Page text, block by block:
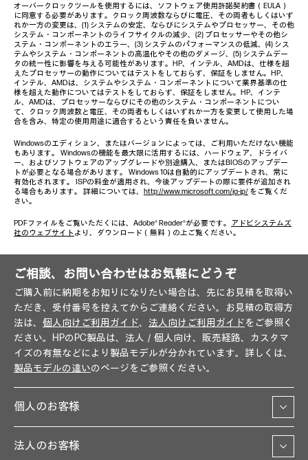
オーバークロックツールを使用するには、ソフトウェア使用許諾契約書（EULA）
に同意する必要があります。クロック周波数ならびに電圧、その両者もしくはいず
れか一方の変更は、(1) システムの安定、ならびにシステムやプロセッサー、その他
システム・コンポーネントのライフサイクルの減少、(2) プロセッサーやその他シ
ステム・コンポーネントのエラー、(3) システムのパフォーマンスの低減、(4) シス
テムやシステム・コンポーネントの高温化やその他のダメージ、(5) システムデー
タの統一性に影響を与える可能性があります。HP、インテル、AMDは、仕様を超
えたプロセッサーの動作についてはテストをしておらず、保証をしません。HP、
インテル、AMDは、システムやシステム・コンポーネントについて業界基準の仕
様を超えた動作についてはテストをしておらず、保証をしません。HP、インテ
ル、AMDは、プロセッサーならびにその他のシステム・コンポーネントについ
て、クロック周波数と電圧、その両者もしくはいずれか一方を変更して使用した場
合を含み、特定の使用用途に適合するという責任を負いません。
Windowsのエディション、またはバージョンによっては、ご利用いただけない機能
もあります。 Windowsの機能を最大限に活用するには、ハードウェア、ドライバ
ー、およびソフトウェアのアップグレードや別途購入、またはBIOSのアップデー
トが必要となる場合があります。 Windows 10は自動的にアップデートされ、常に
有効化されます。 ISPの料金が適用され、今後アップデートの際に要件が追加され
る場合もあります。 詳細については、 http://www.microsoft.com/ja-jp/ をご覧くだ
さい。
PDFファイルをご覧いただくには、Adobe® Reader®が必要です。 アドビシステムズ
社のウェブサイト より、ダウンロード（無料）の上ご覧ください。
ご相談、お問い合わせはお気軽にどうぞ
ご購入前に納期をお知りになりたい場合は、先にお見積を取得い
ただき、受付番号を控えてからご連絡ください。お見積の取得方
法は、 個人向けご利用ガイド、 法人向けご利用ガイドをご参照く
ださい。HPのPC製品は、法人／個人向け、販売経路、カスタマ
イズの有無などにより製品モデルが分かれています。詳しくは、
製品モデルの違いのページをご参照ください。
個人のお客様
法人のお客様